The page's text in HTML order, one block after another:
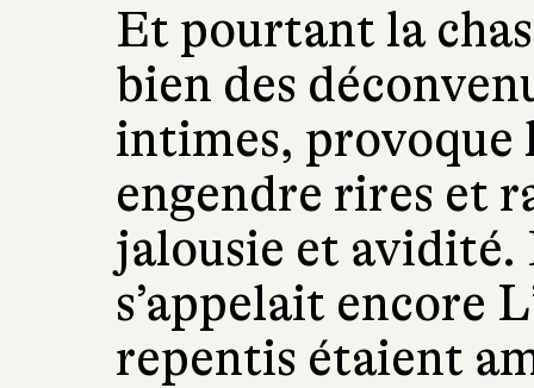
Et pourtant la
bien des
intimes, provoque
engendre rires et
jalousie et avidité.
s’appelait encore
repentis étaient